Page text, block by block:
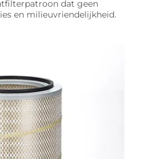
dat geen
en milieuvriendelijkheid.